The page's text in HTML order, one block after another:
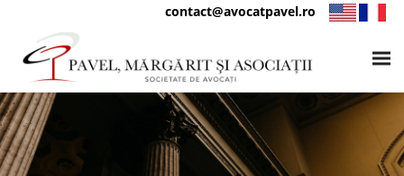
contact@avocatpavel.ro